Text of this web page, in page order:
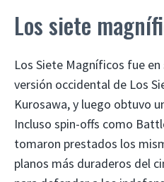
Los siete
Los Siete Magníficos fue
versión occidental de Los
Kurosawa, y luego obtuvo
Incluso spin-offs como
tomaron prestados los
planos más duraderos del